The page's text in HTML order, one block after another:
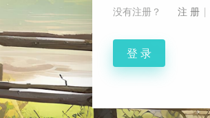
没有注册？ 注 册|